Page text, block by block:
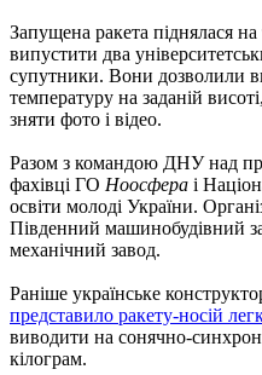
Запущена ракета піднялася на
випустити два
супутники. Вони дозволили
температуру на заданій
зняти фото і відео.
Разом з командою ДНУ над
фахівці ГО Ноосфера і
освіти молоді України.
Південний машинобудівний
механічний завод.
Раніше українське
представило ракету-носій
виводити на сонячно-
кілограм.